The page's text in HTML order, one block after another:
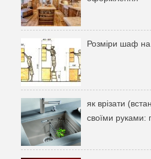
Розміри шаф
як врізати
своїми руками: